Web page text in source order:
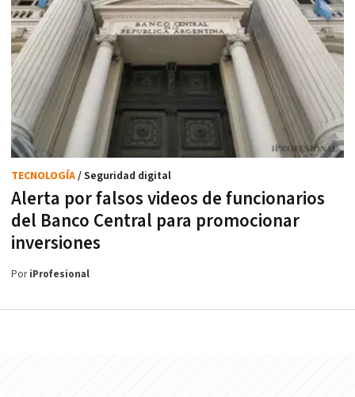
Alerta por falsos videos de funcionarios
del Banco Central para promocionar
inversiones
TECNOLOGÍA/ Seguridad digital
PoriProfesional